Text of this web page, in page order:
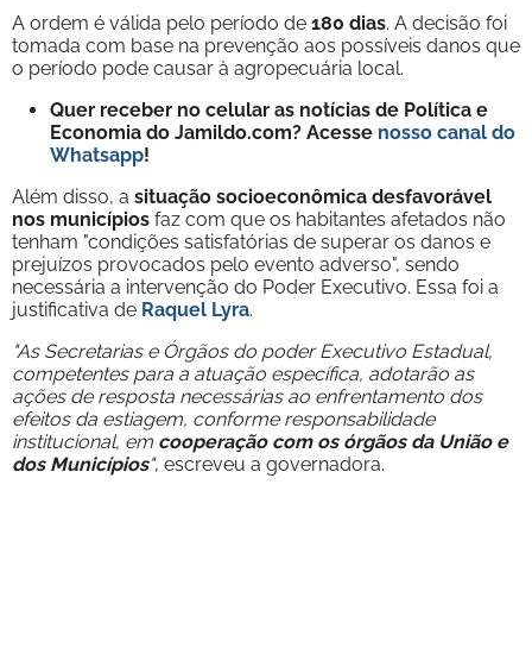
A ordem é válida pelo período de 180 dias. A decisão foi
tomada com base na prevenção aos possíveis danos que
o período pode causar à agropecuária local.
Quer receber no celular as notícias de Política e
Economia do Jamildo.com? Acesse nosso canal do
Whatsapp!
Além disso, a situação socioeconômica desfavorável
nos municípios faz com que os habitantes afetados não
tenham "condições satisfatórias de superar os danos e
prejuízos provocados pelo evento adverso", sendo
necessária a intervenção do Poder Executivo. Essa foi a
justificativa de Raquel Lyra.
"As Secretarias e Órgãos do poder Executivo Estadual,
competentes para a atuação específica, adotarão as
ações de resposta necessárias ao enfrentamento dos
efeitos da estiagem, conforme responsabilidade
institucional, em cooperação com os órgãos da União e
dos Municípios", escreveu a governadora.